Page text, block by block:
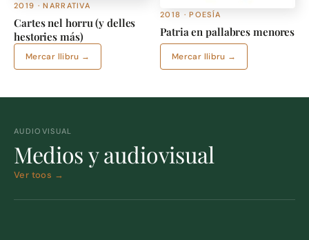
2019 · NARRATIVA
Cartes nel horru (y delles
hestories más)
Mercar llibru →
2018 · POESÍA
Patria en pallabres menores
Mercar llibru →
AUDIOVISUAL
Medios y audiovisual
Ver toos →